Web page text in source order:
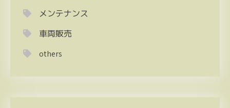
メンテナンス
車両販売
others